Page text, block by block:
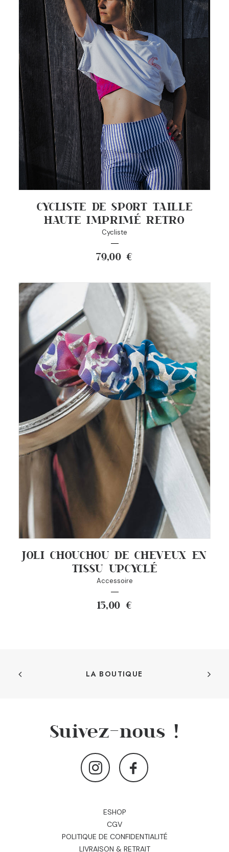
CYCLISTE DE SPORT TAILLE
HAUTE IMPRIMÉ RETRO
Cycliste
79,00 €
JOLI CHOUCHOU DE CHEVEUX EN
TISSU UPCYCLÉ
Accessoire
15,00 €
LA BOUTIQUE
Suivez-nous !
ESHOP
CGV
POLITIQUE DE CONFIDENTIALITÉ
LIVRAISON & RETRAIT